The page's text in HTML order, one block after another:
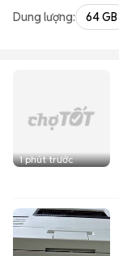
Dung lượng: 64 GB
1 phút trước